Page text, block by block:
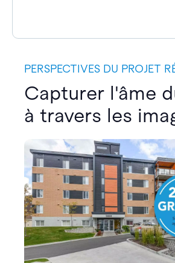
PERSPECTIVES DU PROJET
Capturer l'âme
à travers les